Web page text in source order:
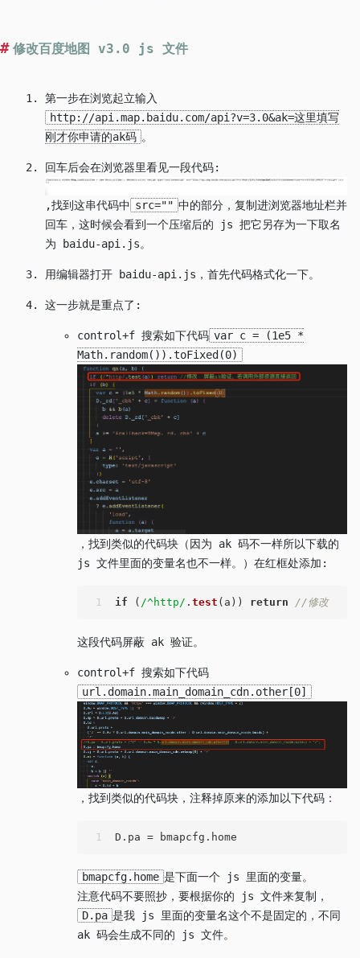
修改百度地图 v3.0 js 文件
第一步在浏览起立输入
http://api.map.baidu.com/api?v=3.0&ak=这里填写
刚才你申请的ak码 。
回车后会在浏览器里看见一段代码:
,找到这串代码中 src="" 中的部分，复制进浏览器地址栏并
回车，这时候会看到一个压缩后的 js 把它另存为一下取名
为 baidu-api.js。
用编辑器打开 baidu-api.js，首先代码格式化一下。
这一步就是重点了:
control+f 搜索如下代码 var c = (1e5 *
Math.random()).toFixed(0)
，找到类似的代码块（因为 ak 码不一样所以下载的
js 文件里面的变量名也不一样。）在红框处添加:
1 if ( /^http/ . test (a)) return //修改  屏蔽
这段代码屏蔽 ak 验证。
control+f 搜索如下代码
url.domain.main_domain_cdn.other[0]
，找到类似的代码块，注释掉原来的添加以下代码：
1 D. pa = bmapcfg. home
bmapcfg.home 是下面一个 js 里面的变量。
注意代码不要照抄，要根据你的 js 文件来复制，
D.pa 是我 js 里面的变量名这个不是固定的，不同
ak 码会生成不同的 js 文件。